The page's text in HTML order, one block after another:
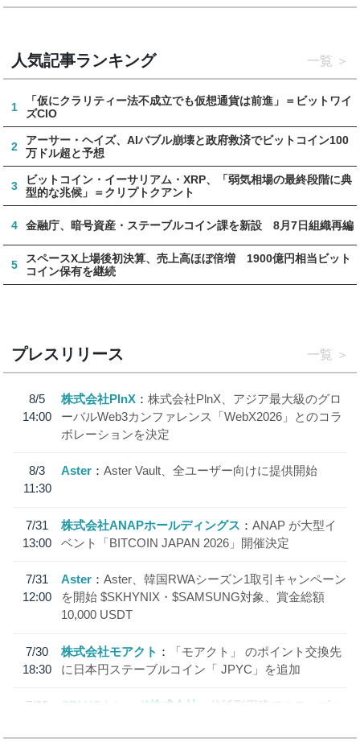
人気記事ランキング 一覧
1
「仮にクラリティー法不成立でも仮想通貨は前進」＝ビットワイ
ズCIO
2
アーサー・ヘイズ、AIバブル崩壊と政府救済でビットコイン100
万ドル超と予想
3
ビットコイン・イーサリアム・XRP、「弱気相場の最終段階に典
型的な兆候」＝クリプトクアント
4 金融庁、暗号資産・ステーブルコイン課を新設 8月7日組織再編
5
スペースX上場後初決算、売上高ほぼ倍増 1900億円相当ビット
コイン保有を継続
プレスリリース 一覧
8/5
14:00
株式会社PlnX
株式会社PlnX、アジア最大級のグロ
ーバルWeb3カンファレンス「WebX2026」とのコラ
ボレーションを決定
8/3
11:30
Aster Aster Vault、全ユーザー向けに提供開始
7/31
13:00
株式会社ANAPホールディングス
ANAP が大型イ
ベント「BITCOIN JAPAN 2026」開催決定
7/31
12:00
Aster
Aster、韓国RWAシーズン1取引キャンペーン
を開始 $SKHYNIX・$SAMSUNG対象、賞金総額
10,000 USDT
7/30
18:30
株式会社モアクト
「モアクト」 のポイント交換先
に日本円ステーブルコイン「 JPYC」を追加
7/29
SBI VCトレード株式会社
信託型円建てステーブル